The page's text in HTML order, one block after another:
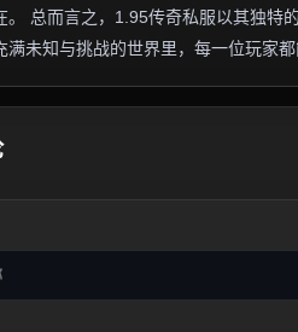
。 总而言之，1.95传奇私服以其独特
满未知与挑战的世界里，每一位玩家都